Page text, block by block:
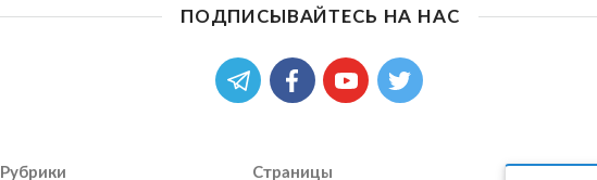
ПОДПИСЫВАЙТЕСЬ НА НАС
Рубрики Страницы